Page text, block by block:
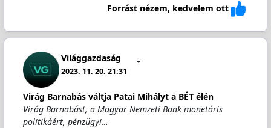
Forrást nézem, kedvelem ott
Világgazdaság
2023. 11. 20. 21:31
Virág Barnabás váltja Patai Mihályt a BÉT élén
Virág Barnabást, a Magyar Nemzeti Bank monetáris
politikáért, pénzügyi…